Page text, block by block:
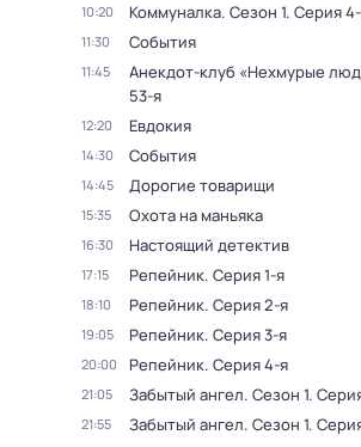
10:20 Коммуналка. Сезон 1. Серия
11:30 События
11:45 Анекдот-клуб «Нехмурые
53-я
12:20 Евдокия
14:30 События
14:45 Дорогие товарищи
15:35 Охота на маньяка
16:30 Настоящий детектив
17:15 Репейник. Серия 1-я
18:10 Репейник. Серия 2-я
19:05 Репейник. Серия 3-я
20:00 Репейник. Серия 4-я
21:05 Забытый ангел. Сезон 1.
21:55 Забытый ангел. Сезон 1.